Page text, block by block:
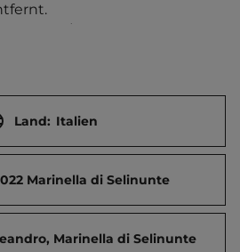
16/0.
Land: Italien
Marinella di Selinunte
Marinella di Selinunte